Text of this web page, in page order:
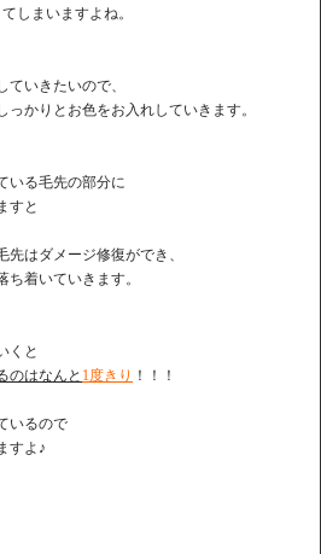
しまいますよね。
いきたいので、
っかりとお色をお入れしていきます。
いる毛先の部分に
すと
はダメージ修復ができ、
着いていきます。
くと
のはなんと 1度きり ！！！
いるので
すよ♪